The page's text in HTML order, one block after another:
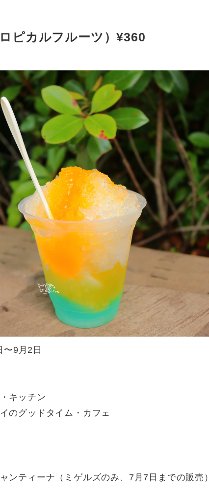
ピカルフルーツ）¥360
〜9月2日
キッチン
のグッドタイム・カフェ
ンティーナ（ミゲルズのみ、7月7日までの販売）